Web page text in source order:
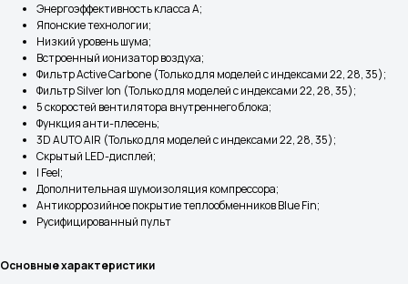
Энергоэффективность класса А;
Японские технологии;
Низкий уровень шума;
Встроенный ионизатор воздуха;
Фильтр Active Carbone (Только для моделей с индексами 22, 28, 35);
Фильтр Silver Ion (Только для моделей с индексами 22, 28, 35);
5 скоростей вентилятора внутреннего блока;
Функция анти-плесень;
3D AUTO AIR (Только для моделей с индексами 22, 28, 35);
Скрытый LED-дисплей;
I Feel;
Дополнительная шумоизоляция компрессора;
Антикоррозийное покрытие теплообменников Blue Fin;
Русифицированный пульт
Основные характеристики